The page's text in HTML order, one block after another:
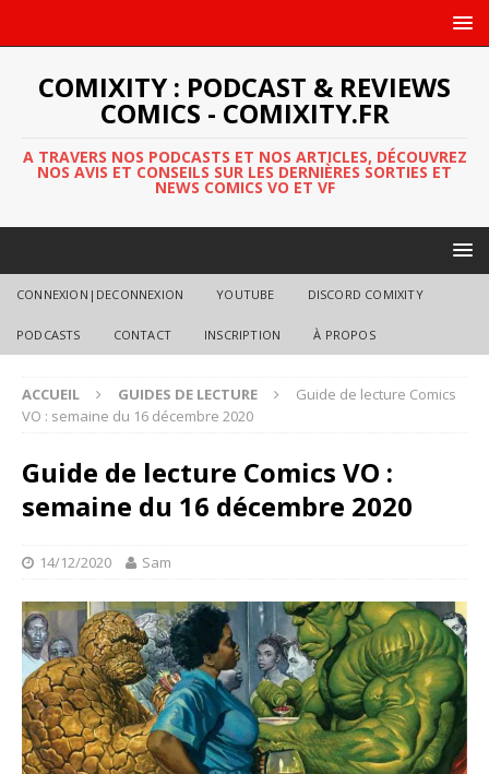
COMIXITY : PODCAST & REVIEWS
COMICS - COMIXITY.FR
A TRAVERS NOS PODCASTS ET NOS ARTICLES, DÉCOUVREZ
NOS AVIS ET CONSEILS SUR LES DERNIÈRES SORTIES ET
NEWS COMICS VO ET VF
CONNEXION|DECONNEXION YOUTUBE DISCORD COMIXITY
PODCASTS CONTACT INSCRIPTION À PROPOS
ACCUEIL GUIDES DE LECTURE
Guide de lecture Comics
VO : semaine du 16 décembre 2020
Guide de lecture Comics VO :
semaine du 16 décembre 2020
14/12/2020 Sam